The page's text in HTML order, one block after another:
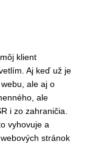
klient
Aj keď už je
ale aj o
ale
i zo zahraničia.
vyhovuje a
stránok